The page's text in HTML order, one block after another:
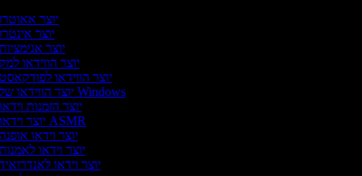
יוצר
יוצר
יוצר
יוצר הווידאו
יוצר הווידאו
יוצר הווידאו של Windows
יוצר הזמנות
יוצר וידאו ASMR
יוצר וידאו
יוצר וידאו
יוצר וידאו